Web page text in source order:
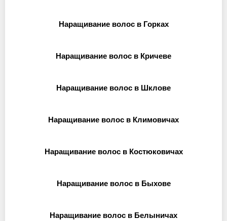
Наращивание волос в Горках
Наращивание волос в Кричеве
Наращивание волос в Шклове
Наращивание волос в Климовичах
Наращивание волос в Костюковичах
Наращивание волос в Быхове
Наращивание волос в Белыничах